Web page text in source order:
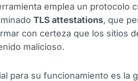
emplea un protocolo
TLS attestations, que
con certeza que los sitios
malicioso.
para su funcionamiento es la